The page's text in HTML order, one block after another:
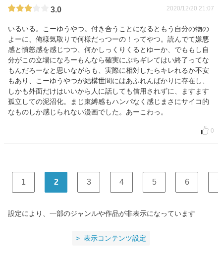
3.0 2020/12/20 21:07
いるいる。こーゆうやつ。付き合うことになるともう自分の物の
よーに、俺様気取りで何様だっつーの！ってやつ。読んでて嫌悪
感と憤怒感を感じつつ、何かしっくりくるとゆーか、でももし自
分がこの立場になろーもんなら確実にぶちギレてはい終了ってな
もんだろーなと思いながらも、実際に相対したらキレれるか不安
もあり、こーゆうやつが結構世間にはあふれんばかりに存在し、
しかも外面だけはいいから人に話しても信用されずに、ますます
孤立しての泥沼化。まじ束縛感もハンパなく感じまさにサイコ的
なものしか感じられない漫画でした。あーこわっ。
0
1 2 3 4 5 6 7
設定により、一部のジャンルや作品が非表示になっています
表示コンテンツ設定